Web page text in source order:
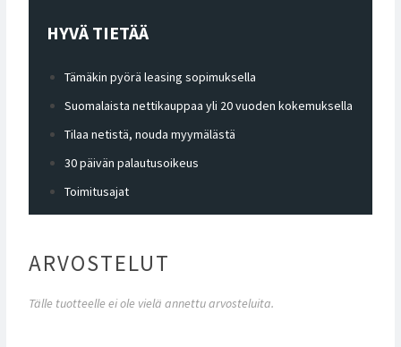
HYVÄ TIETÄÄ
Tämäkin pyörä leasing sopimuksella
Suomalaista nettikauppaa yli 20 vuoden kokemuksella
Tilaa netistä, nouda myymälästä
30 päivän palautusoikeus
Toimitusajat
ARVOSTELUT
Tälle tuotteelle ei ole vielä annettu arvosteluita.